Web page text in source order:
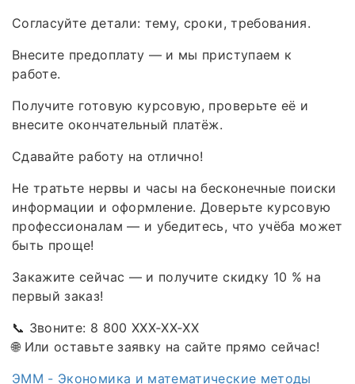
Согласуйте детали: тему, сроки, требования.
Внесите предоплату — и мы приступаем к
работе.
Получите готовую курсовую, проверьте её и
внесите окончательный платёж.
Сдавайте работу на отлично!
Не тратьте нервы и часы на бесконечные поиски
информации и оформление. Доверьте курсовую
профессионалам — и убедитесь, что учёба может
быть проще!
Закажите сейчас — и получите скидку 10 % на
первый заказ!
📞 Звоните: 8 800 XXX‑XX‑XX
🌐 Или оставьте заявку на сайте прямо сейчас!
ЭММ - Экономика и математические методы